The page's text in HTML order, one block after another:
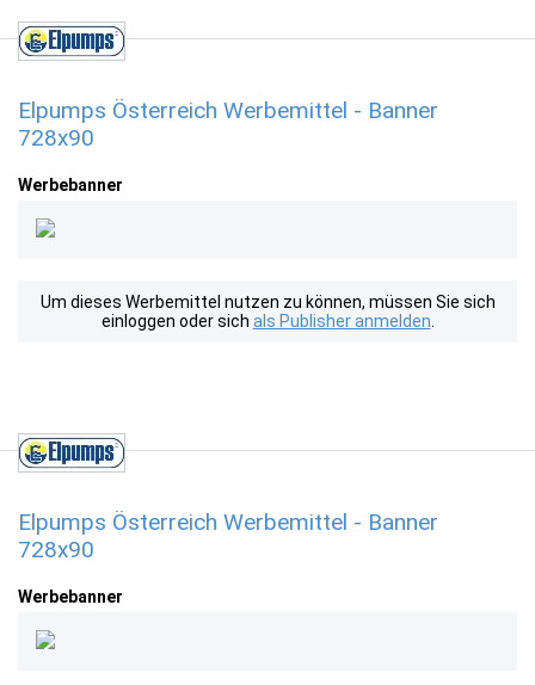
Elpumps Österreich Werbemittel - Banner
728x90
Werbebanner
Um dieses Werbemittel nutzen zu können, müssen Sie sich
einloggen oder sich als Publisher anmelden
Elpumps Österreich Werbemittel - Banner
728x90
Werbebanner